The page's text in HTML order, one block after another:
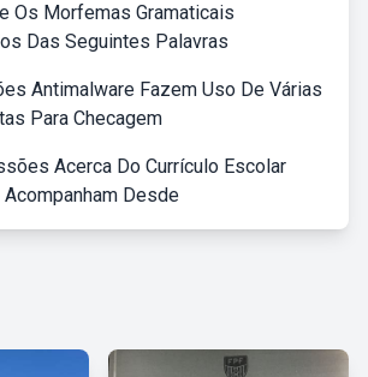
Os Morfemas Gramaticais
Das Seguintes Palavras
Antimalware Fazem Uso De Várias
Para Checagem
Acerca Do Currículo Escolar
Desde